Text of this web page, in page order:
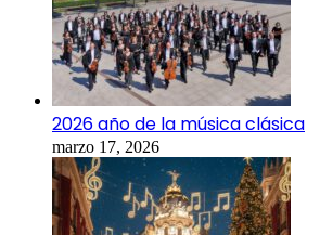
2026 año de la música clásica
marzo 17, 2026